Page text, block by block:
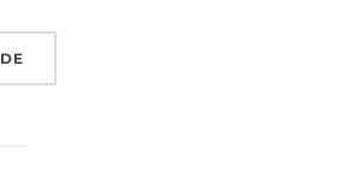
« « LA MMPLO SE PRÉSENTE » : CÉLINE »